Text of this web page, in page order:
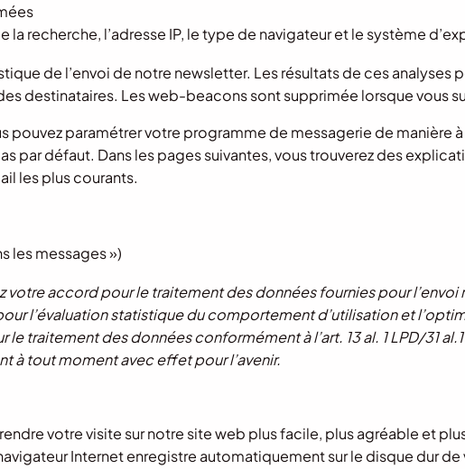
recherche, l’adresse IP, le type de navigateur et le système
de l’envoi de notre newsletter. Les résultats de ces analyses
destinataires. Les web-beacons sont supprimée lorsque vous
paramétrer votre programme de messagerie de manière à
par défaut. Dans les pages suivantes, vous trouverez des
les plus courants.
les messages »)
votre accord pour le traitement des données fournies pour
l’évaluation statistique du comportement d’utilisation et
des données conformément à l’art. 13 al. 1 LPD/31 al.1
à tout moment avec effet pour l’avenir.
votre visite sur notre site web plus facile, plus agréable et
Internet enregistre automatiquement sur le disque dur